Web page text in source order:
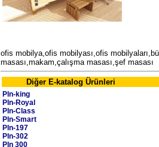
ofis mobilya,ofis mobilyası,ofis
masası,makam,çalışma masası,şef masası
Diğer E-katalog Ürünleri
Pln-king
Pln-Royal
Pln-Class
Pln-Smart
Pln-197
Pln-302
Pln 300